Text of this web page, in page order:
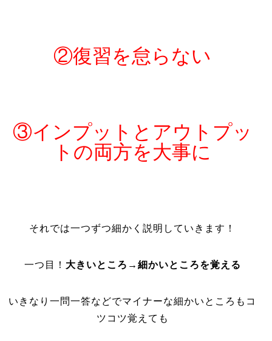
②復習を怠らない
③インプットとアウトプッ
トの両方を大事に
それでは一つずつ細かく説明していきます！
一つ目！ 大きいところ→細かいところを覚える
いきなり一問一答などでマイナーな細かいところもコ
ツコツ覚えても